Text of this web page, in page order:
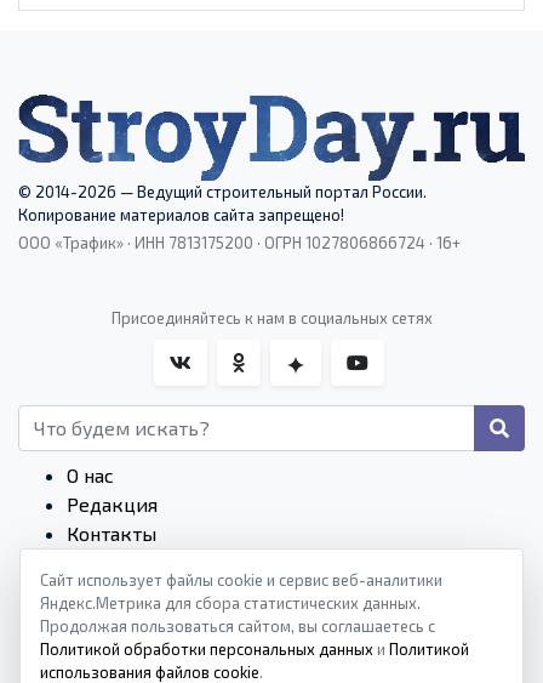
© 2014-2026 — Ведущий строительный портал России.
Копирование материалов сайта запрещено!
ООО «Трафик» · ИНН 7813175200 · ОГРН 1027806866724 · 16+
Присоединяйтесь к нам в социальных сетях
О нас
Редакция
Контакты
Пользовательское соглашение
Монетизация сайтов
Политика конфиденциальности
Сайт использует файлы cookie и сервис веб-аналитики
Яндекс.Метрика для сбора статистических данных.
Продолжая пользоваться сайтом, вы соглашаетесь с
Политикой обработки персональных данных и Политикой
использования файлов cookie.